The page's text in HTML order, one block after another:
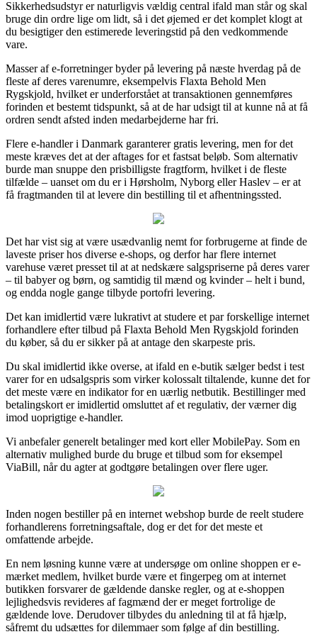
Sikkerhedsudstyr er naturligvis vældig central ifald man står og skal
bruge din ordre lige om lidt, så i det øjemed er det komplet klogt at
du besigtiger den estimerede leveringstid på den vedkommende
vare.
Masser af e-forretninger byder på levering på næste hverdag på de
fleste af deres varenumre, eksempelvis Flaxta Behold Men
Rygskjold, hvilket er underforstået at transaktionen gennemføres
forinden et bestemt tidspunkt, så at de har udsigt til at kunne nå at få
ordren sendt afsted inden medarbejderne har fri.
Flere e-handler i Danmark garanterer gratis levering, men for det
meste kræves det at der aftages for et fastsat beløb. Som alternativ
burde man snuppe den prisbilligste fragtform, hvilket i de fleste
tilfælde – uanset om du er i Hørsholm, Nyborg eller Haslev – er at
få fragtmanden til at levere din bestilling til et afhentningssted.
Det har vist sig at være usædvanlig nemt for forbrugerne at finde de
laveste priser hos diverse e-shops, og derfor har flere internet
varehuse været presset til at at nedskære salgspriserne på deres varer
– til babyer og børn, og samtidig til mænd og kvinder – helt i bund,
og endda nogle gange tilbyde portofri levering.
Det kan imidlertid være lukrativt at studere et par forskellige internet
forhandlere efter tilbud på Flaxta Behold Men Rygskjold forinden
du køber, så du er sikker på at antage den skarpeste pris.
Du skal imidlertid ikke overse, at ifald en e-butik sælger bedst i test
varer for en udsalgspris som virker kolossalt tiltalende, kunne det for
det meste være en indikator for en uærlig netbutik. Bestillinger med
betalingskort er imidlertid omsluttet af et regulativ, der værner dig
imod uoprigtige e-handler.
Vi anbefaler generelt betalinger med kort eller MobilePay. Som en
alternativ mulighed burde du bruge et tilbud som for eksempel
ViaBill, når du agter at godtgøre betalingen over flere uger.
Inden nogen bestiller på en internet webshop burde de reelt studere
forhandlerens forretningsaftale, dog er det for det meste et
omfattende arbejde.
En nem løsning kunne være at undersøge om online shoppen er e-
mærket medlem, hvilket burde være et fingerpeg om at internet
butikken forsvarer de gældende danske regler, og at e-shoppen
lejlighedsvis revideres af fagmænd der er meget fortrolige de
gældende love. Derudover tilbydes du anledning til at få hjælp,
såfremt du udsættes for dilemmaer som følge af din bestilling.